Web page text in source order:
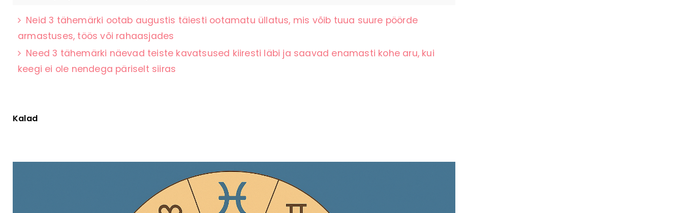
Neid 3 tähemärki ootab augustis täiesti ootamatu üllatus, mis võib tuua suure pöörde
armastuses, töös või rahaasjades
Need 3 tähemärki näevad teiste kavatsused kiiresti läbi ja saavad enamasti kohe aru, kui
keegi ei ole nendega päriselt siiras
Kalad